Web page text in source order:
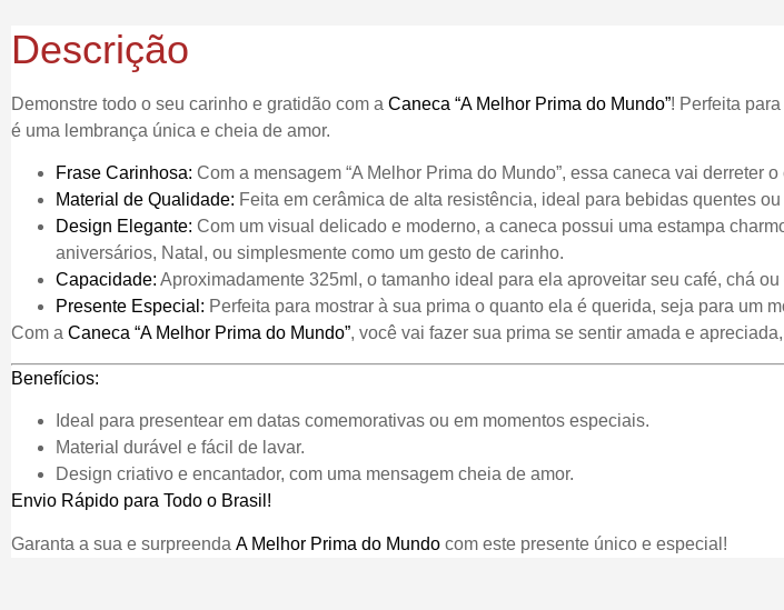
Descrição
Demonstre todo o seu carinho e gratidão com a Caneca “A Melhor Prima do Mundo”! Perfeita
é uma lembrança única e cheia de amor.
Frase Carinhosa: Com a mensagem “A Melhor Prima do Mundo”, essa caneca vai derreter
Material de Qualidade: Feita em cerâmica de alta resistência, ideal para bebidas quentes
Design Elegante: Com um visual delicado e moderno, a caneca possui uma estampa
aniversários, Natal, ou simplesmente como um gesto de carinho.
Capacidade: Aproximadamente 325ml, o tamanho ideal para ela aproveitar seu café, chá
Presente Especial: Perfeita para mostrar à sua prima o quanto ela é querida, seja para um
Com a Caneca “A Melhor Prima do Mundo”, você vai fazer sua prima se sentir amada e
Benefícios:
Ideal para presentear em datas comemorativas ou em momentos especiais.
Material durável e fácil de lavar.
Design criativo e encantador, com uma mensagem cheia de amor.
Envio Rápido para Todo o Brasil!
Garanta a sua e surpreenda A Melhor Prima do Mundo com este presente único e especial!